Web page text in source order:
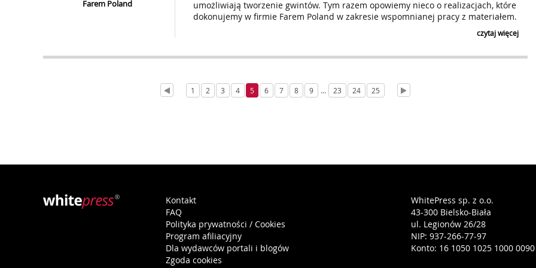
Farem Poland
umożliwiają tworzenie gwintów. Tym razem opowiemy nieco o realizacjach, które
dokonujemy w firmie Farem Poland w zakresie wspomnianej pracy z materiałem.
czytaj więcej
1 2 3 4 5 6 7 8 9 ... 23 24 25
Kontakt
FAQ
Polityka prywatności / Cookies
Program afiliacyjny
Dla wydawców portali i blogów
Zgoda cookies
WhitePress sp. z o.o.
43-300 Bielsko-Biała
ul. Legionów 26/28
NIP: 937-266-77-97
Konto: 16 1050 1025 1000